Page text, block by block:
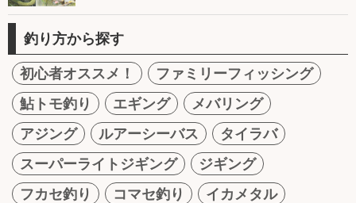
釣り方から探す
初心者オススメ！
ファミリーフィッシング
鮎トモ釣り
エギング
メバリング
アジング
ルアーシーバス
タイラバ
スーパーライトジギング
ジギング
フカセ釣り
コマセ釣り
イカメタル